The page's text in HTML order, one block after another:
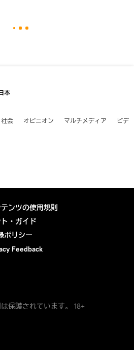
本
社会 オピニオン マルチメディア ビデ
ンツの使用規則
・ガイド
ポリシー
Feedback
保護されています。 18+